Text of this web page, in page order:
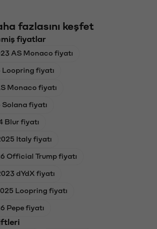
fazlasını keşfet
fiyatlar
AS Monaco fiyatı
Loopring fiyatı
Monaco fiyatı
Solana fiyatı
Blur fiyatı
Italy fiyatı
Official Trump fiyatı
dYdX fiyatı
Loopring fiyatı
Pepe fiyatı